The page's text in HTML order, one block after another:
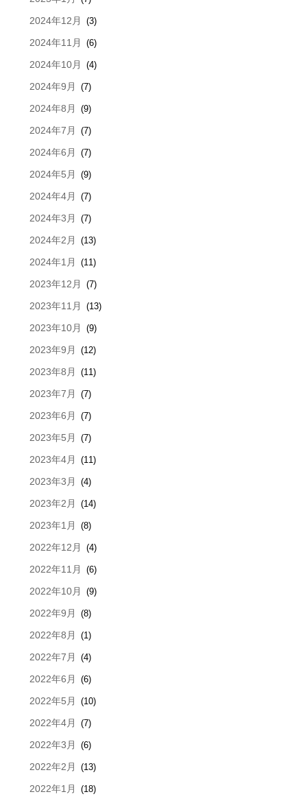
2024年12月 (3)
2024年11月 (6)
2024年10月 (4)
2024年9月 (7)
2024年8月 (9)
2024年7月 (7)
2024年6月 (7)
2024年5月 (9)
2024年4月 (7)
2024年3月 (7)
2024年2月 (13)
2024年1月 (11)
2023年12月 (7)
2023年11月 (13)
2023年10月 (9)
2023年9月 (12)
2023年8月 (11)
2023年7月 (7)
2023年6月 (7)
2023年5月 (7)
2023年4月 (11)
2023年3月 (4)
2023年2月 (14)
2023年1月 (8)
2022年12月 (4)
2022年11月 (6)
2022年10月 (9)
2022年9月 (8)
2022年8月 (1)
2022年7月 (4)
2022年6月 (6)
2022年5月 (10)
2022年4月 (7)
2022年3月 (6)
2022年2月 (13)
2022年1月 (18)